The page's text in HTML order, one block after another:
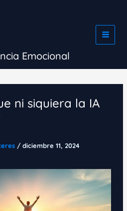
Emocional
ni siquiera la IA
/ diciembre 11, 2024